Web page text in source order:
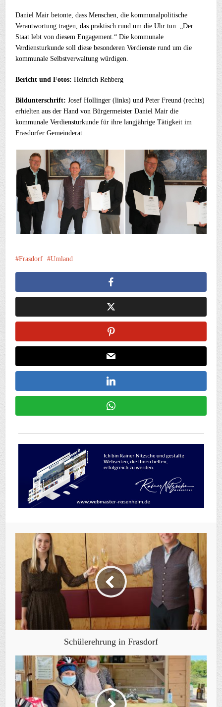
Daniel Mair betonte, dass Menschen, die kommunalpolitische
Verantwortung tragen, das praktisch rund um die Uhr tun: „Der
Staat lebt von diesem Engagement.“ Die kommunale
Verdiensturkunde soll diese besonderen Verdienste rund um die
kommunale Selbstverwaltung würdigen.
Bericht und Fotos: Heinrich Rehberg
Bildunterschrift: Josef Hollinger (links) und Peter Freund (rechts)
erhielten aus der Hand von Bürgermeister Daniel Mair die
kommunale Verdiensturkunde für ihre langjährige Tätigkeit im
Frasdorfer Gemeinderat.
Frasdorf Umland
Schülerehrung in Frasdorf